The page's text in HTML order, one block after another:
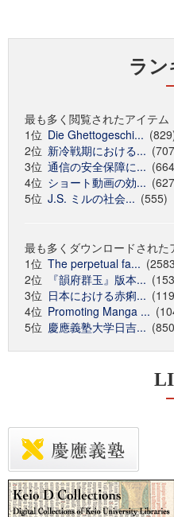
ラン
最も多く閲覧されたアイテム
1位 Die Ghettogeschi...
2位 新冷戦期における...
3位 通信の安全保障に...
4位 ショート動画の効...
5位 J.S. ミルの社会... (555)
最も多くダウンロードされた
1位 The perpetual fa...
2位
『韻府群玉』版本...
3位 日本における赤痢...
4位 Promoting Manga ...
5位 慶應義塾大学日吉...